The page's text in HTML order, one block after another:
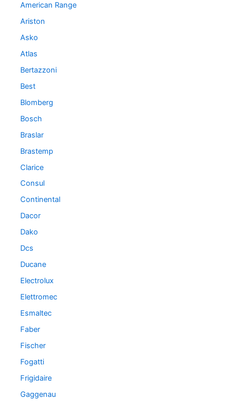
American Range
Ariston
Asko
Atlas
Bertazzoni
Best
Blomberg
Bosch
Braslar
Brastemp
Clarice
Consul
Continental
Dacor
Dako
Dcs
Ducane
Electrolux
Elettromec
Esmaltec
Faber
Fischer
Fogatti
Frigidaire
Gaggenau